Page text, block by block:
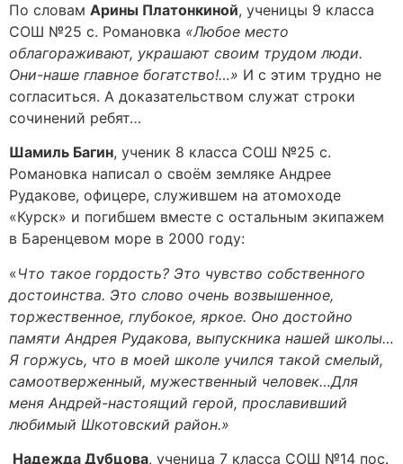
По словам Арины Платонкиной, ученицы 9 класса
СОШ №25 с. Романовка «Любое место
облагораживают, украшают своим трудом люди.
Они-наше главное богатство!…» И с этим трудно не
согласиться. А доказательством служат строки
сочинений ребят…
Шамиль Багин, ученик 8 класса СОШ №25 с.
Романовка написал о своём земляке Андрее
Рудакове, офицере, служившем на атомоходе
«Курск» и погибшем вместе с остальным экипажем
в Баренцевом море в 2000 году:
«Что такое гордость? Это чувство собственного
достоинства. Это слово очень возвышенное,
торжественное, глубокое, яркое. Оно достойно
памяти Андрея Рудакова, выпускника нашей школы…
Я горжусь, что в моей школе учился такой смелый,
самоотверженный, мужественный человек…Для
меня Андрей-настоящий герой, прославивший
любимый Шкотовский район.»
Надежда Дубцова, ученица 7 класса СОШ №14 пос.